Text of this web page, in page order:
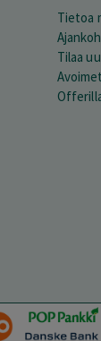
Tietoa
Tilaa